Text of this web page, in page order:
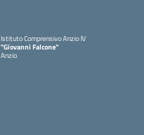
Istituto Comprensivo Anzio IV
"Giovanni Falcone"
Anzio